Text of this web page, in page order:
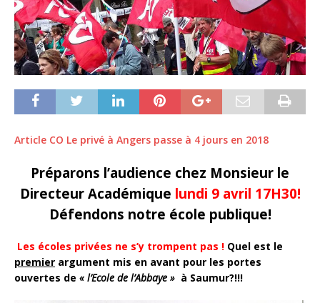
Article CO Le privé à Angers passe à 4 jours en 2018
Préparons l’audience chez Monsieur le
Directeur Académique lundi 9 avril 17H30!
Défendons notre école publique!
Les écoles privées ne s’y trompent pas ! Quel est le
premier argument mis en avant pour les portes
ouvertes de « l’Ecole de l’Abbaye » à Saumur?!!!